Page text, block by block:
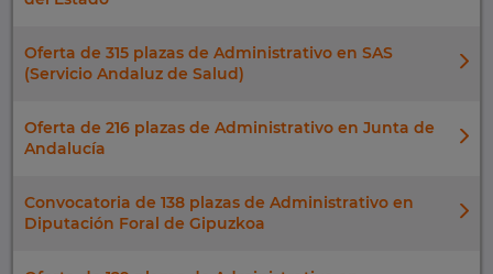
Oferta de 315 plazas de Administrativo en SAS
(Servicio Andaluz de Salud)
Oferta de 216 plazas de Administrativo en Junta de
Andalucía
Convocatoria de 138 plazas de Administrativo en
Diputación Foral de Gipuzkoa